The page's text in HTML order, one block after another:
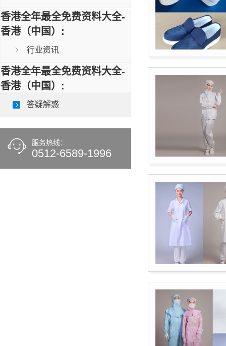
香港全年最全免费资料大全-
香港（中国）:
行业资讯
香港全年最全免费资料大全-
香港（中国）:
答疑解惑
服务热线：
0512-6589-1996